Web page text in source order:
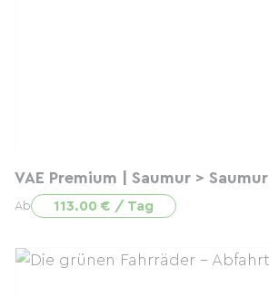
VAE Premium | Saumur > Saumur
Ab 113.00 € / Tag